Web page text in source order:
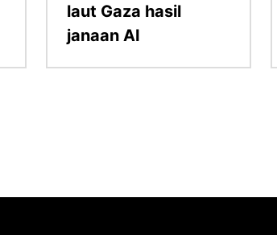
laut Gaza hasil
janaan AI